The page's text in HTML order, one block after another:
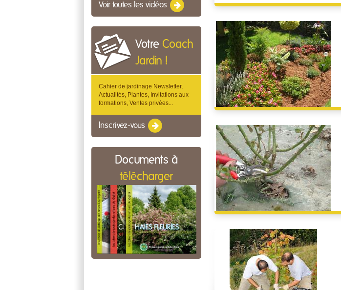
Voir toutes les vidéos
Votre Coach
Jardin !
Cahier de jardinage Newsletter,
Actualités, Plantes, Invitations aux
formations, Ventes privées...
Inscrivez-vous
Documents à
télécharger